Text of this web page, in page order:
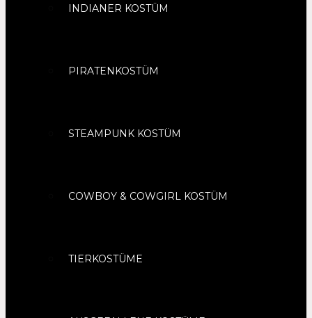
INDIANER KOSTÜM
PIRATENKOSTÜM
STEAMPUNK KOSTÜM
COWBOY & COWGIRL KOSTÜM
TIERKOSTÜME